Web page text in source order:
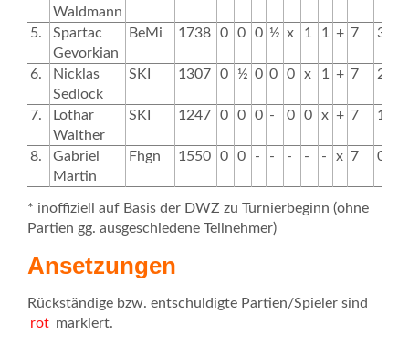
Waldmann
5.
Spartac
Gevorkian
BeMi 1738 0 0 0 ½ x 1 1 + 7 3.5
6.
Nicklas
Sedlock
SKI 1307 0 ½ 0 0 0 x 1 + 7 2.5
7.
Lothar
Walther
SKI 1247 0 0 0 - 0 0 x + 7 1.0
8.
Gabriel
Martin
Fhgn 1550 0 0 - - - - - x 7 0.0
* inoffiziell auf Basis der DWZ zu Turnierbeginn (ohne
Partien gg. ausgeschiedene Teilnehmer)
Ansetzungen
Rückständige bzw. entschuldigte Partien/Spieler sind
rot markiert.